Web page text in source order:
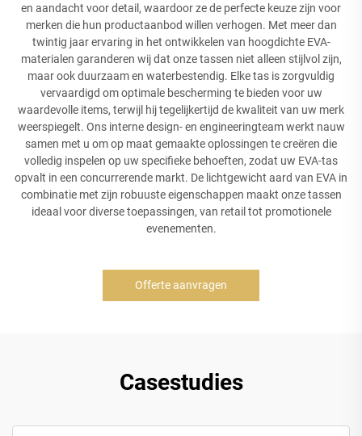
en aandacht voor detail, waardoor ze de perfecte keuze zijn voor
merken die hun productaanbod willen verhogen. Met meer dan
twintig jaar ervaring in het ontwikkelen van hoogdichte EVA-
materialen garanderen wij dat onze tassen niet alleen stijlvol zijn,
maar ook duurzaam en waterbestendig. Elke tas is zorgvuldig
vervaardigd om optimale bescherming te bieden voor uw
waardevolle items, terwijl hij tegelijkertijd de kwaliteit van uw merk
weerspiegelt. Ons interne design- en engineeringteam werkt nauw
samen met u om op maat gemaakte oplossingen te creëren die
volledig inspelen op uw specifieke behoeften, zodat uw EVA-tas
opvalt in een concurrerende markt. De lichtgewicht aard van EVA in
combinatie met zijn robuuste eigenschappen maakt onze tassen
ideaal voor diverse toepassingen, van retail tot promotionele
evenementen.
Offerte aanvragen
Casestudies